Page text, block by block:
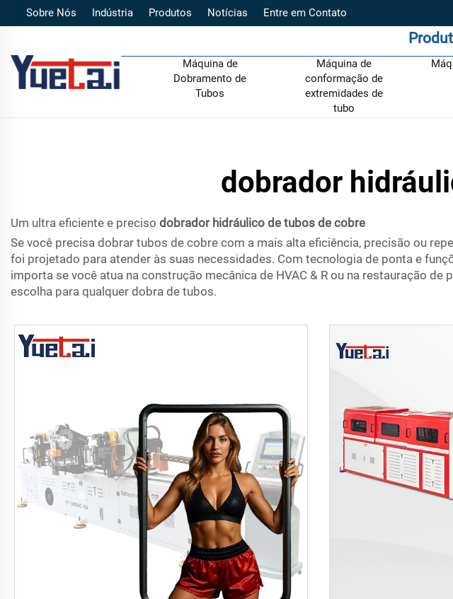
Sobre Nós Indústria Produtos Notícias Entre em Contato
Máquina de
Dobramento de
Tubos
Máquina de
conformação de
extremidades de
tubo
dobrador
Um ultra eficiente e preciso dobrador hidráulico de tubos de cobre
Se você precisa dobrar tubos de cobre com a mais alta eficiência, precisão ou
foi projetado para atender às suas necessidades. Com tecnologia de ponta e
importa se você atua na construção mecânica de HVAC & R ou na restauração
escolha para qualquer dobra de tubos.